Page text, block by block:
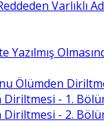
Varlıklı
Yazılmış
Ölümden
Diriltmesi - 1.
Diriltmesi - 2.